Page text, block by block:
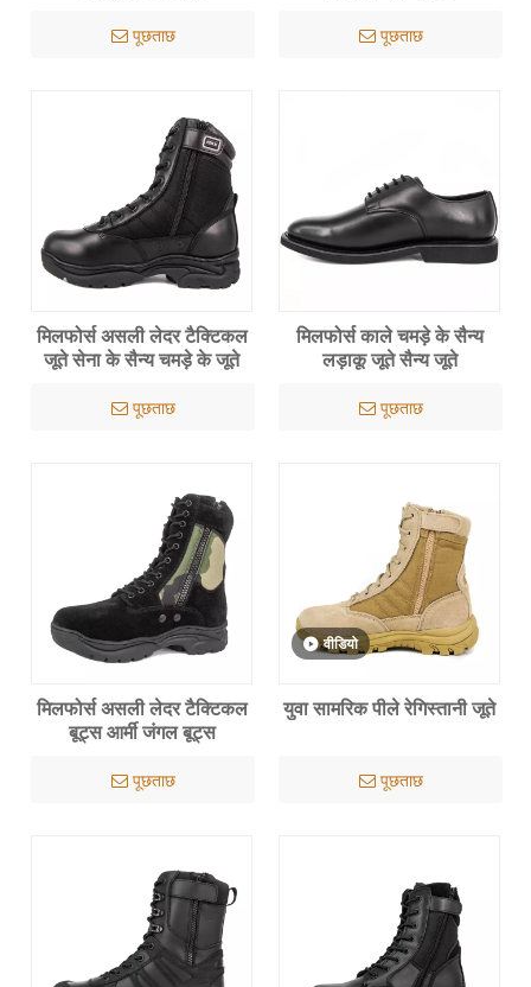
पूछताछ पूछताछ
मिलफोर्स असली लेदर टैक्टिकल
जूते सेना के सैन्य चमड़े के जूते
पूछताछ
मिलफोर्स काले चमड़े के सैन्य
लड़ाकू जूते सैन्य जूते
पूछताछ
मिलफोर्स असली लेदर टैक्टिकल
बूट्स आर्मी जंगल बूट्स
पूछताछ
वीडियो
युवा सामरिक पीले रेगिस्तानी जूते
पूछताछ